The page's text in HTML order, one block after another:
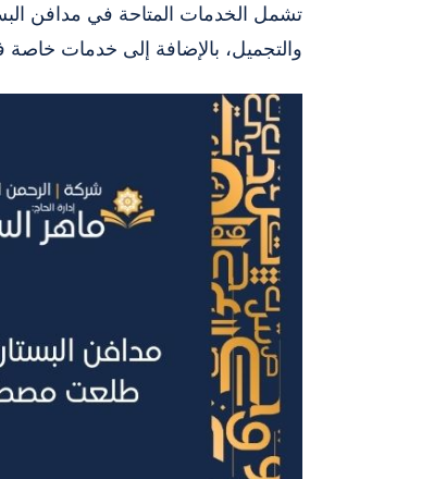
تشمل الخدمات المتاحة في مدافن
والتجميل، بالإضافة إلى خدمات خاصة